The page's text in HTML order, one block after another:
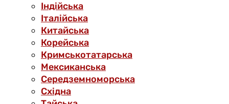
Індійська
Італійська
Китайська
Корейська
Кримськотатарська
Мексиканська
Середземноморська
Східна